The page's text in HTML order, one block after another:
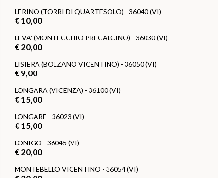
LERINO (TORRI DI QUARTESOLO) - 36040 (VI)
€ 10,00
LEVA' (MONTECCHIO PRECALCINO) - 36030 (VI)
€ 20,00
LISIERA (BOLZANO VICENTINO) - 36050 (VI)
€ 9,00
LONGARA (VICENZA) - 36100 (VI)
€ 15,00
LONGARE - 36023 (VI)
€ 15,00
LONIGO - 36045 (VI)
€ 20,00
MONTEBELLO VICENTINO - 36054 (VI)